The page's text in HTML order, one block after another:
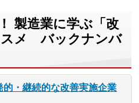
製造業に学ぶ「改
スメ バックナンバ
・継続的な改善実施企業